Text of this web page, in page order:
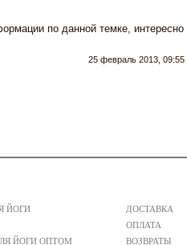
по данной темке, интересно
25 февраль 2013, 09:55
ЙОГИ
ЙОГИ ОПТОМ
ДОСТАВКА
ОПЛАТА
ВОЗВРАТЫ